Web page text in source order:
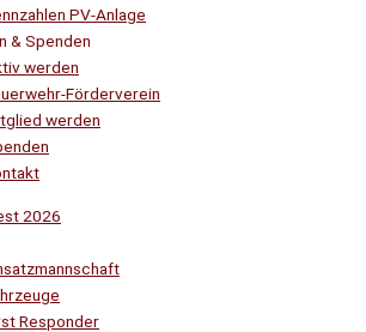
PV-Anlage
& Spenden
werden
Förderverein
werden
2026
Responder